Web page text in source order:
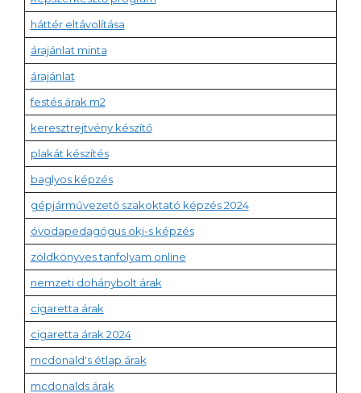
háttér eltávolítása
árajánlat minta
árajánlat
festés árak m2
keresztrejtvény készítő
plakát készítés
baglyos képzés
gépjárművezető szakoktató képzés 2024
óvodapedagógus okj-s képzés
zöldkönyves tanfolyam online
nemzeti dohánybolt árak
cigaretta árak
cigaretta árak 2024
mcdonald's étlap árak
mcdonalds árak